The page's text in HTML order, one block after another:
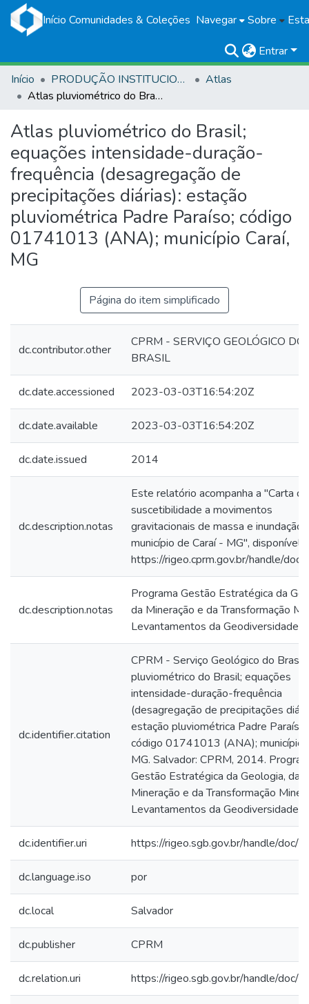
Início Comunidades & Coleções Navegar Sobre
Entrar
Início
PRODUÇÃO INSTITUCIONAL
Atlas
Atlas pluviométrico do Brasil; equações intensidade-duração-frequência (desagregação de precipitações diárias): estação pluviométrica Padre Paraíso; código 01741013 (ANA); município Caraí, MG
Atlas pluviométrico do Brasil;
equações intensidade-duração-
frequência (desagregação de
precipitações diárias): estação
pluviométrica Padre Paraíso; código
01741013 (ANA); município Caraí,
MG
Página do item simplificado
dc.contributor.other
CPRM - SERVIÇO GEOLÓGICO DO
BRASIL
dc.date.accessioned 2023-03-03T16:54:20Z
dc.date.available 2023-03-03T16:54:20Z
dc.date.issued 2014
dc.description.notas
Este relatório acompanha a "Carta de
suscetibilidade a movimentos
gravitacionais de massa e inundação:
município de Caraí - MG", disponível
https://rigeo.cprm.gov.br/handle/
dc.description.notas
Programa Gestão Estratégica da
da Mineração e da Transformação
Levantamentos da Geodiversidade.
dc.identifier.citation
CPRM - Serviço Geológico do
pluviométrico do Brasil; equações
intensidade-duração-frequência
(desagregação de precipitações
estação pluviométrica Padre Paraíso;
código 01741013 (ANA); município
MG. Salvador: CPRM, 2014.
Gestão Estratégica da Geologia, da
Mineração e da Transformação
Levantamentos da Geodiversidade.
dc.identifier.uri https://rigeo.sgb.gov.br/handle/doc/
dc.language.iso por
dc.local Salvador
dc.publisher CPRM
dc.relation.uri https://rigeo.sgb.gov.br/handle/doc/